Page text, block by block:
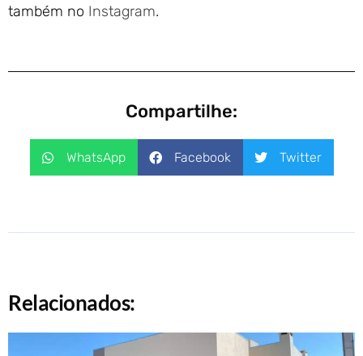
também no Instagram.
Compartilhe:
WhatsApp Facebook Twitter
Relacionados: